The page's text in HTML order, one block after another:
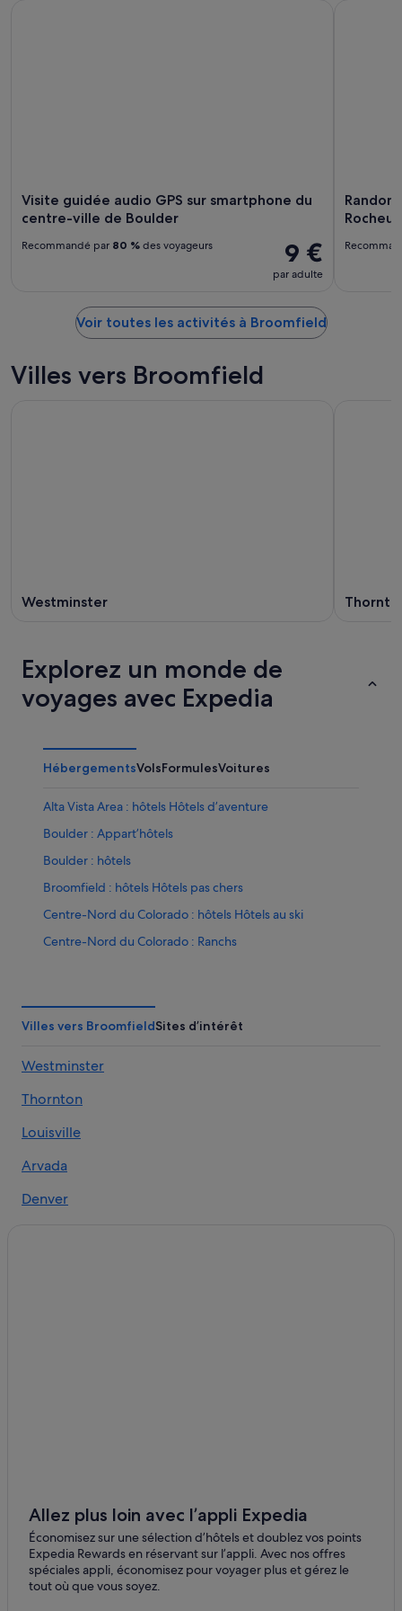
Visite guidée audio GPS sur smartphone du
centre-ville de Boulder
9 €
par adulte
Recommandé par 80 % des voyageurs
Voir toutes les activités à Broomfield
Villes vers Broomfield
Westminster
Explorez un monde de
voyages avec Expedia
HébergementsVolsFormulesVoitures
Alta Vista Area : hôtels Hôtels d’aventure
Boulder : Appart’hôtels
Boulder : hôtels
Broomfield : hôtels Hôtels pas chers
Centre-Nord du Colorado : hôtels Hôtels au ski
Centre-Nord du Colorado : Ranchs
Centre-Ville de Denver : hôtels Hôtels avec piscine
Centre-Ville de Denver : hôtels
Colorado Convention Center : hôtels à proximité
Colorado State Capitol Building : hôtels à proximité
Denver : Appart’hôtels
Denver : hôtels Hôtels historiques
Denver : hôtels Hôtels avec restaurant
Denver : hôtels Hôtels avec spa
Denver : hôtels Hôtels d’aventure
Villes vers BroomfieldSites d’intérêt
Westminster
Thornton
Louisville
Arvada
Denver
Allez plus loin avec l’appli Expedia
Économisez sur une sélection d’hôtels et doublez vos points
Expedia Rewards en réservant sur l’appli. Avec nos offres
spéciales appli, économisez pour voyager plus et gérez le
tout où que vous soyez.